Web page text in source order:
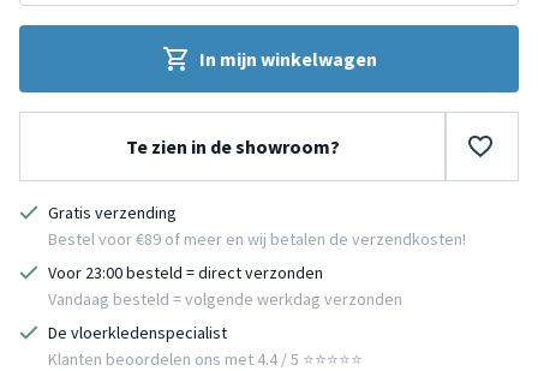
In mijn winkelwagen
Te zien in de showroom?
Gratis verzending
Bestel voor €89 of meer en wij betalen de verzendkosten!
Voor 23:00 besteld = direct verzonden
Vandaag besteld = volgende werkdag verzonden
De vloerkledenspecialist
Klanten beoordelen ons met 4.4 / 5 ⭐⭐⭐⭐⭐